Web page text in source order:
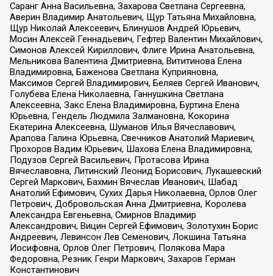
Саранг Анна Васильевна, Захарова Светлана Сергеевна,
Аверин Владимир Анатольевич, Щур Татьяна Михайловна,
Щур Николай Алексеевич, Блинушов Андрей Юрьевич,
Мосин Алексей Геннадьевич, Гефтер Валентин Михайлович,
Симонов Алексей Кириллович, Флиге Ирина Анатольевна,
Мельникова Валентина Дмитриевна, Вититинова Елена
Владимировна, Баженова Светлана Куприяновна,
Максимов Сергей Владимирович, Беляев Сергей Иванович,
Голубева Елена Николаевна, Ганнушкина Светлана
Алексеевна, Закс Елена Владимировна, Буртина Елена
Юрьевна, Гендель Людмила Залмановна, Кокорина
Екатерина Алексеевна, Шуманов Илья Вячеславович,
Арапова Галина Юрьевна, Свечников Анатолий Мариевич,
Прохоров Вадим Юрьевич, Шахова Елена Владимировна,
Подузов Сергей Васильевич, Протасова Ирина
Вячеславовна, Литинский Леонид Борисович, Лукашевский
Сергей Маркович, Бахмин Вячеслав Иванович, Шабад
Анатолий Ефимович, Сухих Дарья Николаевна, Орлов Олег
Петрович, Добровольская Анна Дмитриевна, Королева
Александра Евгеньевна, Смирнов Владимир
Александрович, Вицин Сергей Ефимович, Золотухин Борис
Андреевич, Левинсон Лев Семенович, Локшина Татьяна
Иосифовна, Орлов Олег Петрович, Полякова Мара
Федоровна, Резник Генри Маркович, Захаров Герман
Константинович